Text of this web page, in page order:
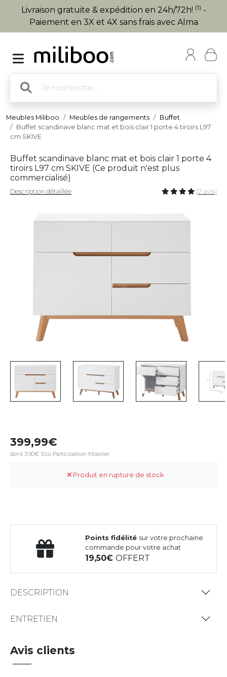
Livraison gratuite & expédition en 24h/72h! (1) -
Paiement en 3X et 4X sans frais avec Alma
Meubles Miliboo Meubles de rangements
Buffet
Buffet scandinave blanc mat et bois clair 1 porte 4 tiroirs L97
cm SKIVE
Buffet scandinave blanc mat et bois clair 1 porte 4
tiroirs L97 cm SKIVE (Ce produit n'est plus
commercialisé)
Description détaillée (2 avis)
399,99
dont 3,90€ Eco-Participation Mobilier
Produit en rupture de stock
Points fidélité sur votre prochaine
commande pour votre achat
19,50OFFERT
DESCRIPTION
ENTRETIEN
Avis clients